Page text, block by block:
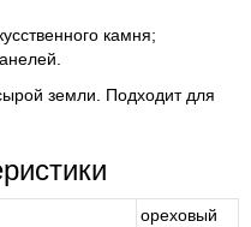
камня;
земли. Подходит для
ореховый